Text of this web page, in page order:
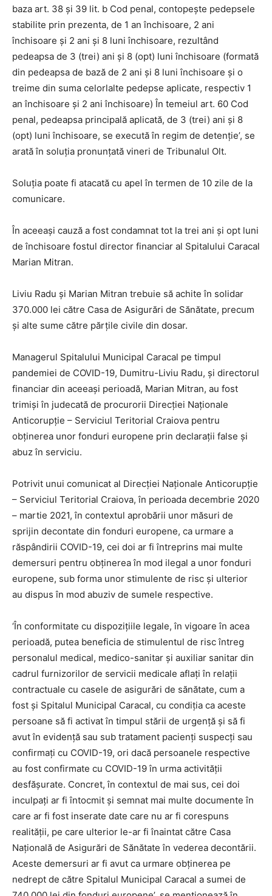
baza art. 38 și 39 lit. b Cod penal, contopește pedepsele
stabilite prin prezenta, de 1 an închisoare, 2 ani
închisoare și 2 ani și 8 luni închisoare, rezultând
pedeapsa de 3 (trei) ani și 8 (opt) luni închisoare (formată
din pedeapsa de bază de 2 ani și 8 luni închisoare și o
treime din suma celorlalte pedepse aplicate, respectiv 1
an închisoare și 2 ani închisoare) În temeiul art. 60 Cod
penal, pedeapsa principală aplicată, de 3 (trei) ani și 8
(opt) luni închisoare, se execută în regim de detenție’, se
arată în soluția pronunțată vineri de Tribunalul Olt.
Soluția poate fi atacată cu apel în termen de 10 zile de la
comunicare.
În aceeași cauză a fost condamnat tot la trei ani și opt luni
de închisoare fostul director financiar al Spitalului Caracal
Marian Mitran.
Liviu Radu și Marian Mitran trebuie să achite în solidar
370.000 lei către Casa de Asigurări de Sănătate, precum
și alte sume către părțile civile din dosar.
Managerul Spitalului Municipal Caracal pe timpul
pandemiei de COVID-19, Dumitru-Liviu Radu, și directorul
financiar din aceeași perioadă, Marian Mitran, au fost
trimiși în judecată de procurorii Direcției Naționale
Anticorupție – Serviciul Teritorial Craiova pentru
obținerea unor fonduri europene prin declarații false și
abuz în serviciu.
Potrivit unui comunicat al Direcției Naționale Anticorupție
– Serviciul Teritorial Craiova, în perioada decembrie 2020
– martie 2021, în contextul aprobării unor măsuri de
sprijin decontate din fonduri europene, ca urmare a
răspândirii COVID-19, cei doi ar fi întreprins mai multe
demersuri pentru obținerea în mod ilegal a unor fonduri
europene, sub forma unor stimulente de risc și ulterior
au dispus în mod abuziv de sumele respective.
‘În conformitate cu dispozițiile legale, în vigoare în acea
perioadă, putea beneficia de stimulentul de risc întreg
personalul medical, medico-sanitar și auxiliar sanitar din
cadrul furnizorilor de servicii medicale aflați în relații
contractuale cu casele de asigurări de sănătate, cum a
fost și Spitalul Municipal Caracal, cu condiția ca aceste
persoane să fi activat în timpul stării de urgență și să fi
avut în evidență sau sub tratament pacienți suspecți sau
confirmați cu COVID-19, ori dacă persoanele respective
au fost confirmate cu COVID-19 în urma activității
desfășurate. Concret, în contextul de mai sus, cei doi
inculpați ar fi întocmit și semnat mai multe documente în
care ar fi fost inserate date care nu ar fi corespuns
realității, pe care ulterior le-ar fi înaintat către Casa
Națională de Asigurări de Sănătate în vederea decontării.
Aceste demersuri ar fi avut ca urmare obținerea pe
nedrept de către Spitalul Municipal Caracal a sumei de